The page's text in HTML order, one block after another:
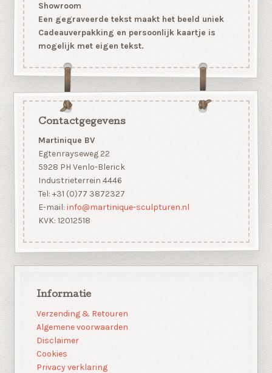
Showroom
Een gegraveerde tekst maakt het beeld uniek
Cadeauverpakking en persoonlijk kaartje is
mogelijk met eigen tekst.
Contactgegevens
Martinique BV
Egtenrayseweg 22
5928 PH Venlo-Blerick
Industrieterrein 4446
Tel: +31 (0)77 3872327
E-mail: info@martinique-sculpturen.nl
KVK: 12012518
Informatie
Verzending & Retouren
Algemene voorwaarden
Disclaimer
Cookies
Privacy verklaring